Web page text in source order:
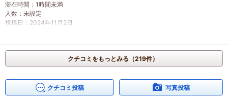
滞在時間 ： 1時間未満
人数 ： 未設定
投稿日 ： 2024年11月2日
クチコミをもっとみる（219件）
クチコミ投稿 写真投稿